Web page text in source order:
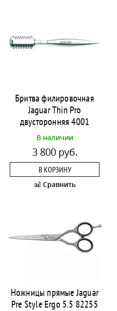
Бритва филировочная
Jaguar Thin Pro
двусторонняя 4001
В наличии
3 800 руб.
В КОРЗИНУ
Сравнить
Ножницы прямые Jaguar
Pre Style Ergo 5.5 82255